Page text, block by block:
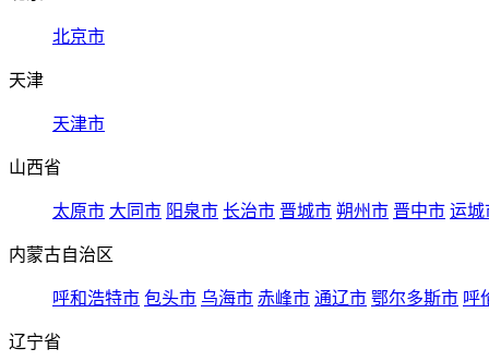
北京市
天津
天津市
山西省
太原市 大同市 阳泉市 长治市 晋城市 朔州市 晋中市 运城
内蒙古自治区
呼和浩特市 包头市 乌海市 赤峰市 通辽市 鄂尔多斯市 呼
辽宁省